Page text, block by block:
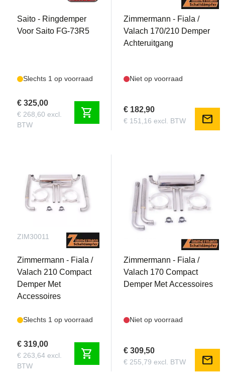
Saito - Ringdemper
Voor Saito FG-73R5
Slechts 1 op voorraad
€ 325,00
€ 268,60 excl.
BTW
shopping_cart
Zimmermann - Fiala /
Valach 170/210 Demper
Achteruitgang
Niet op voorraad
€ 182,90
€ 151,16 excl. BTW mail
ZIM30011
Zimmermann - Fiala /
Valach 210 Compact
Demper Met
Accessoires
Slechts 1 op voorraad
€ 319,00
€ 263,64 excl.
BTW
shopping_cart
Zimmermann - Fiala /
Valach 170 Compact
Demper Met Accessoires
Niet op voorraad
€ 309,50
€ 255,79 excl. BTW mail